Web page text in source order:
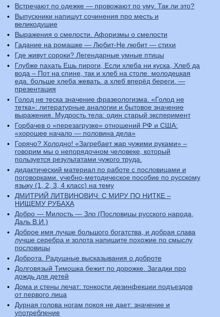
Встречают по одежке — провожают по уму. Так ли это?
Выпускники напишут сочинения про месть и
великодушие
Выражения о смелости. Афоризмы о смелости
Гадание на ромашке — Любит-Не любит — стихи
Где живут сороки? Легендарные умные птицы
Глубже пахать Ешь пироги, Если хлеба ни куска, Хлеб да
вода – Пот на спине, так и хлеб на столе. молодецкая
еда. больше хлеба жевать. а хлеб вперёд береги. —
презентация
Голод не теска значение фразеологизма. «Голод не
тетка»: литературные аналогии и бытовое значение
выражения. Мудрость тела: один старый эксперимент
Горбачев о «перезагрузке» отношений РФ и США:
«хорошее начало — половина дела»
Горячо? Холодно! «Загребает жар чужими руками» –
говорим мы о непорядочном человеке, который
пользуется результатами чужого труда.
дидактический материал по работе с пословицами и
поговорками. учебно-методическое пособие по русскому
языку (1, 2, 3, 4 класс) на тему
ДМИТРИЙ ЛИТВИНОВИЧ: С МИРУ ПО НИТКЕ –
НИЩЕМУ РУБАХА
Добро — Милость — Зло (Пословицы русского народа,
Даль В.И.)
Доброе имя лучше большого богатства, и добрая слава
лучше серебра и золота напишите похожие по смыслу
пословицы
Доброта. Радушные высказывания о доброте
Долговязый Тимошка бежит по дорожке. Загадки про
дождь для детей
Дома и стены лечат: тонкости дезинфекции подъездов
от первого лица
Дурная голова ногам покоя не дает: значение и
употребление